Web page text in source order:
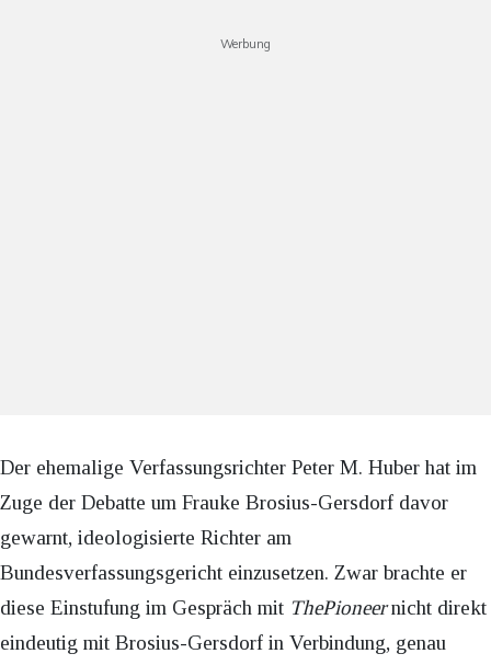
Werbung
Der ehemalige Verfassungsrichter Peter M. Huber hat im
Zuge der Debatte um Frauke Brosius-Gersdorf davor
gewarnt, ideologisierte Richter am
Bundesverfassungsgericht einzusetzen. Zwar brachte er
diese Einstufung im Gespräch mit ThePioneernicht direkt
eindeutig mit Brosius-Gersdorf in Verbindung, genau